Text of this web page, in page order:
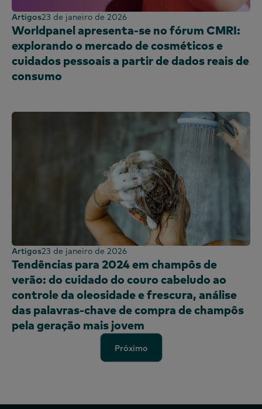
Artigos23 de janeiro de 2026
Worldpanel apresenta-se no fórum CMRI:
explorando o mercado de cosméticos e
cuidados pessoais a partir de dados reais de
consumo
Artigos23 de janeiro de 2026
Tendências para 2024 em champôs de
verão: do cuidado do couro cabeludo ao
controle da oleosidade e frescura, análise
das palavras-chave de compra de champôs
pela geração mais jovem
Próximo
Próximo